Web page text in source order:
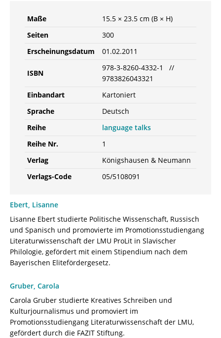
Maße
15.5 × 23.5 cm (B × H)
Seiten
300
Erscheinungsdatum
01.02.2011
ISBN
978-3-8260-4332-1 //
9783826043321
Einbandart
Kartoniert
Sprache
Deutsch
Reihe
language talks
Reihe Nr.
1
Verlag
Königshausen & Neumann
Verlags-Code
05/5108091
Ebert, Lisanne
Lisanne Ebert studierte Politische Wissenschaft, Russisch
und Spanisch und promovierte im Promotionsstudiengang
Literaturwissenschaft der LMU ProLit in Slavischer
Philologie, gefördert mit einem Stipendium nach dem
Bayerischen Elitefördergesetz.
Gruber, Carola
Carola Gruber studierte Kreatives Schreiben und
Kulturjournalismus und promoviert im
Promotionsstudiengang Literaturwissenschaft der LMU,
gefördert durch die FAZIT Stiftung.